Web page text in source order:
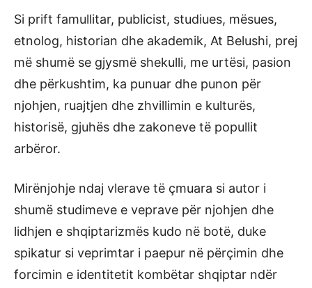
Si prift famullitar, publicist, studiues, mësues,
etnolog, historian dhe akademik, At Belushi, prej
më shumë se gjysmë shekulli, me urtësi, pasion
dhe përkushtim, ka punuar dhe punon për
njohjen, ruajtjen dhe zhvillimin e kulturës,
historisë, gjuhës dhe zakoneve të popullit
arbëror.
Mirënjohje ndaj vlerave të çmuara si autor i
shumë studimeve e veprave për njohjen dhe
lidhjen e shqiptarizmës kudo në botë, duke
spikatur si veprimtar i paepur në përçimin dhe
forcimin e identitetit kombëtar shqiptar ndër